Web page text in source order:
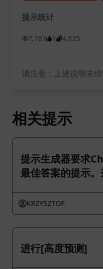
提示统计
7,787 1 4,825
请注意：上述说明未
相关提示
提示生成器要求
最佳答案的提示。
KRZYSZTOF
进行[高度预测]